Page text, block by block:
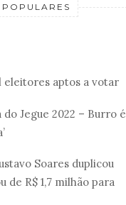
eleitores aptos a votar
do Jegue 2022 – Burro é
Soares duplicou
de R$ 1,7 milhão para